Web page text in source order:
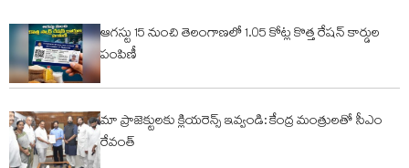
ఆగస్టు 15 నుంచి తెలంగాణలో 1.05 కోట్ల కొత్త రేషన్ కార్డుల
పంపిణీ
మా ప్రాజెక్టులకు క్లియరెన్స్ ఇవ్వండి: కేంద్ర మంత్రులతో సీఎం
రేవంత్